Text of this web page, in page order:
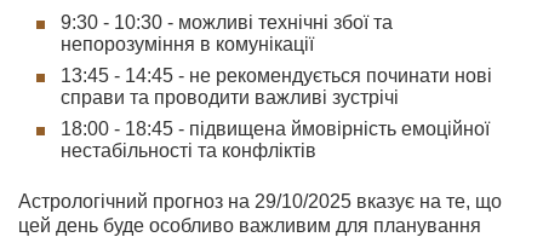
9:30 - 10:30 - можливі технічні збої та
непорозуміння в комунікації
13:45 - 14:45 - не рекомендується починати нові
справи та проводити важливі зустрічі
18:00 - 18:45 - підвищена ймовірність емоційної
нестабільності та конфліктів
Астрологічний прогноз на 29/10/2025 вказує на те, що
цей день буде особливо важливим для планування